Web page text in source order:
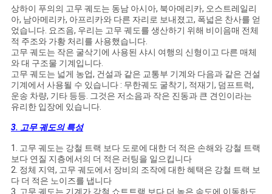
상하이 푸의의 고무 궤도는 동남 아시아, 북아메리카, 오스트레일리
아, 남아메리카, 아프리카와 다른 자리로 보내졌고, 폭넓은 찬사를 얻
었습니다. 요즈음, 우리는 고무 궤도를 생산하기 위해 비이음매 전체
적 주조와 가황 처리를 사용했습니다.
고무 궤도는 작은 굴삭기에 사용된 샤시 여행의 신형이고 다른 매체
와 대 구조물 기계입니다.
고무 궤도는 넓게 농업, 건설과 같은 교통부 기계와 다음과 같은 건설
기계에서 사용될 수 있습니다 : 무한궤도 굴착기, 적재기, 덤프트럭,
운송 차량, 기타 등등. 그것은 저소음과 작은 진동과 큰 견인이라는
유리한 입장에 있습니다.
3. 고무 궤도의 특성
1. 고무 궤도는 강철 트랙 보다 도로에 대한 더 적은 손해와 강철 트랙
보다 연질 지층에서의 더 적은 러팅을 일으킵니다
2. 정체 지역, 고무 궤도에서 장비의 조작에 대한 혜택은 강철 트랙 보
다 더 적은 노이즈를 냅니다
3. 고무 궤도는 기계가 강철 쇼트트랙 보다 더 높은 속도에 이동하도